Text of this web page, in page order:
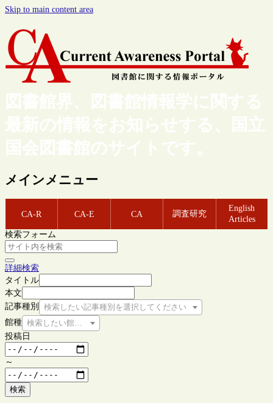
Skip to main content area
図書館界、図書館情報学に関する
最新の情報をお知らせする、国立
国会図書館のサイトです。
メインメニュー
CA-R CA-E CA 調査研究
English
Articles
検索フォーム
詳細検索
タイトル
本文
記事種別
検索したい記事種別を選択してください
館種 検索したい館種を選択してください
投稿日
～
検索